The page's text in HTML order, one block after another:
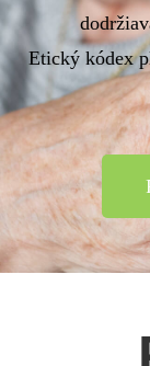
Etický kódex